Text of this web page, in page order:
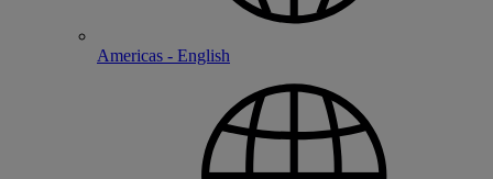
Americas - English